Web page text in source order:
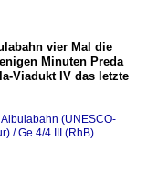
vier Mal die
Minuten Preda
Viadukt IV das letzte
(UNESCO-
/ Ge 4/4 III (RhB)